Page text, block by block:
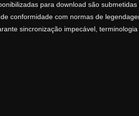
para download são
conformidade com normas de
sincronização impecável,